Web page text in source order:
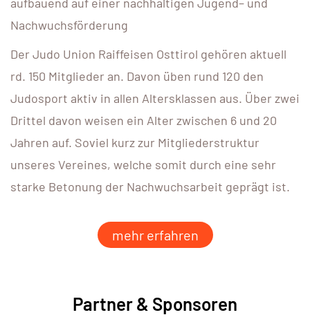
Nachwuchsförderung
Der Judo Union Raiffeisen Osttirol gehören aktuell
rd. 150 Mitglieder an. Davon üben rund 120 den
Judosport aktiv in allen Altersklassen aus. Über zwei
Drittel davon weisen ein Alter zwischen 6 und 20
Jahren auf. Soviel kurz zur Mitgliederstruktur
unseres Vereines, welche somit durch eine sehr
starke Betonung der Nachwuchsarbeit geprägt ist.
mehr erfahren
Partner & Sponsoren